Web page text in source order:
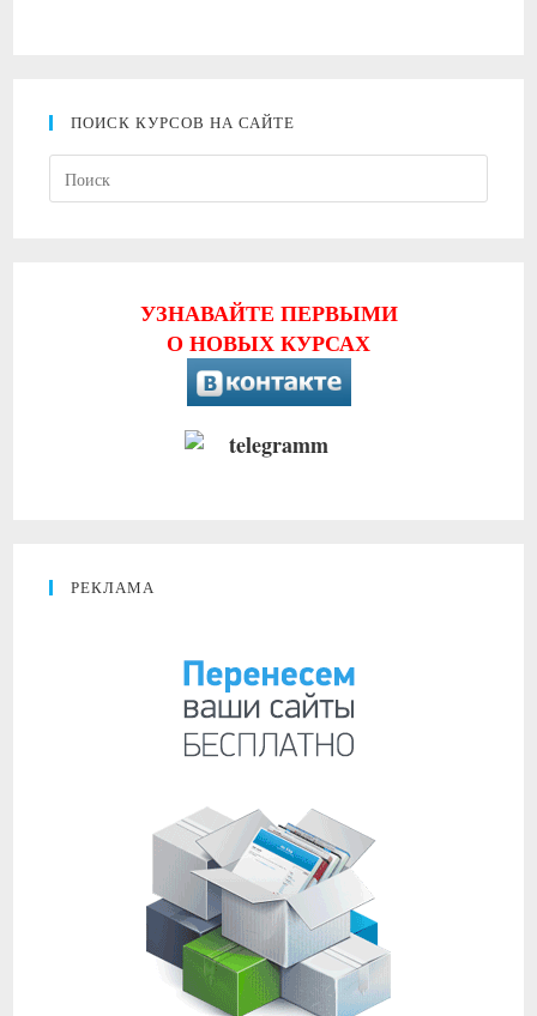
ПОИСК КУРСОВ НА САЙТЕ
УЗНАВАЙТЕ ПЕРВЫМИ
О НОВЫХ КУРСАХ
РЕКЛАМА